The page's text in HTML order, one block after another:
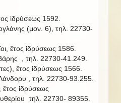
ἱδρύσεως 1592.
(μον. 6), τηλ. 22730-
ἔτος ἱδρύσεως 1586.
, τηλ. 22730-41.249.
ἔτος ἱδρύσεως 1566.
, τηλ. 22730-93.255.
ἱδρύσεως
τηλ. 22730- 89355.